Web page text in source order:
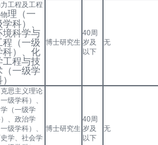
工程及工程
理 （一
学科）、
境科学与
程（一级
科）、化
工程与技
（一级学
博士研究生
40周
岁及
以下
无
思主义理论
一级学科）、
（一级学
、政治学
一级学科）、
学、社会学
博士研究生
40周
岁及
以下
无